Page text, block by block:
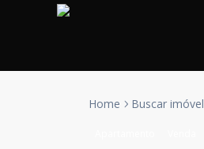
Home Buscar imóvel